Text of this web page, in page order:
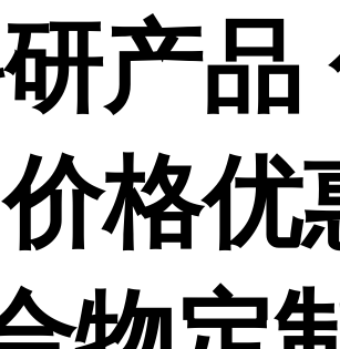
产品
格优